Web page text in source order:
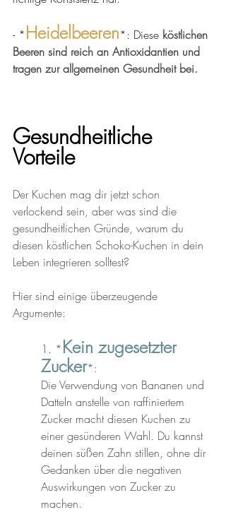
- *Heidelbeeren*: Diese köstlichen
Beeren sind reich an Antioxidantien und
tragen zur allgemeinen Gesundheit bei.
Gesundheitliche
Vorteile
Der Kuchen mag dir jetzt schon
verlockend sein, aber was sind die
gesundheitlichen Gründe, warum du
diesen köstlichen Schoko-Kuchen in dein
Leben integrieren solltest?
Hier sind einige überzeugende
Argumente:
1. *Kein zugesetzter
Zucker*:
Die Verwendung von Bananen und
Datteln anstelle von raffiniertem
Zucker macht diesen Kuchen zu
einer gesünderen Wahl. Du kannst
deinen süßen Zahn stillen, ohne dir
Gedanken über die negativen
Auswirkungen von Zucker zu
machen.